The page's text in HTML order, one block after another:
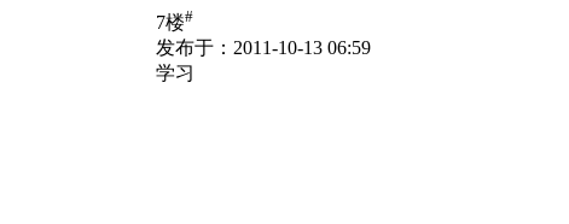
7楼#
发布于：2011-10-13 06:59
学习